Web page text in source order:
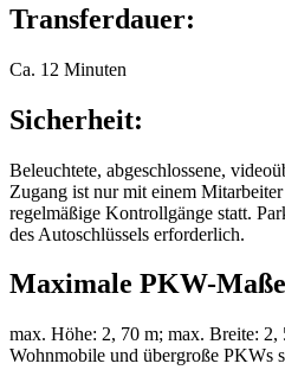
Transferdauer:
Ca. 12 Minuten
Sicherheit:
Beleuchtete, abgeschlossene,
Zugang ist nur mit einem
regelmäßige Kontrollgänge statt.
des Autoschlüssels erforderlich.
Maximale PKW-
max. Höhe: 2, 70 m; max. Breite:
Wohnmobile und übergroße PKWs